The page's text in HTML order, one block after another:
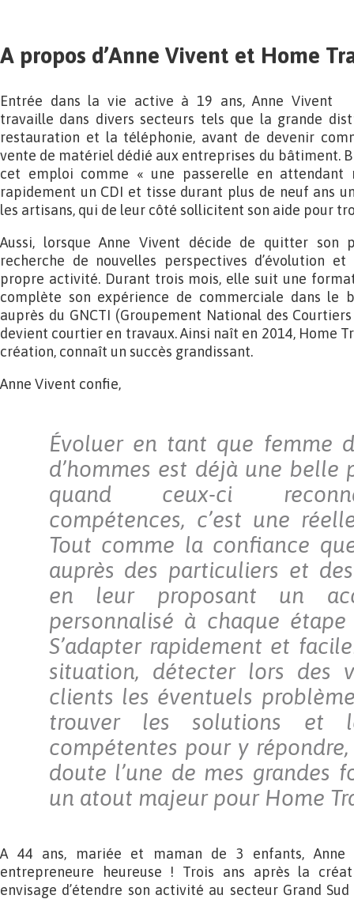
A propos d’Anne Vivent et Home
Entrée dans la vie active à 19 ans, Anne Vivent
travaille dans divers secteurs tels que la grande
restauration et la téléphonie, avant de devenir
vente de matériel dédié aux entreprises du bâtiment.
cet emploi comme « une passerelle en attendant
rapidement un CDI et tisse durant plus de neuf ans
les artisans, qui de leur côté sollicitent son aide pour
Aussi, lorsque Anne Vivent décide de quitter son
recherche de nouvelles perspectives d’évolution
propre activité. Durant trois mois, elle suit une
complète son expérience de commerciale dans le
auprès du GNCTI (Groupement National des
devient courtier en travaux. Ainsi naît en 2014, Home
création, connaît un succès grandissant.
Anne Vivent confie,
Évoluer en tant que femme
d’hommes est déjà une belle
quand ceux-ci
compétences, c’est une
Tout comme la confiance
auprès des particuliers et
en leur proposant un
personnalisé à chaque
S’adapter rapidement et
situation, détecter lors des
clients les éventuels
trouver les solutions et
compétentes pour y
doute l’une de mes grandes
un atout majeur pour Home
A 44 ans, mariée et maman de 3 enfants, Anne
entrepreneure heureuse ! Trois ans après la
envisage d’étendre son activité au secteur Grand